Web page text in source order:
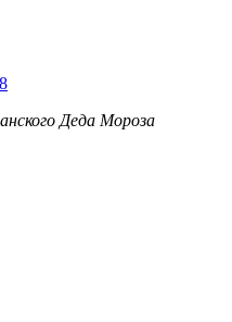
Деда Мороза